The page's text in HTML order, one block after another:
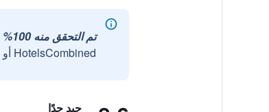
تم التحقق منه 100%
HotelsCombined أو مع شركائنا الخارجيين الموثوقين.
جيد جدًا